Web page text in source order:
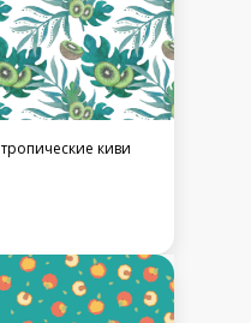
тропические киви